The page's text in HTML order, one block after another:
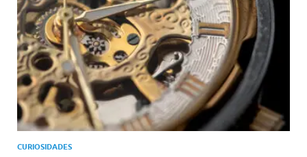
CURIOSIDADES